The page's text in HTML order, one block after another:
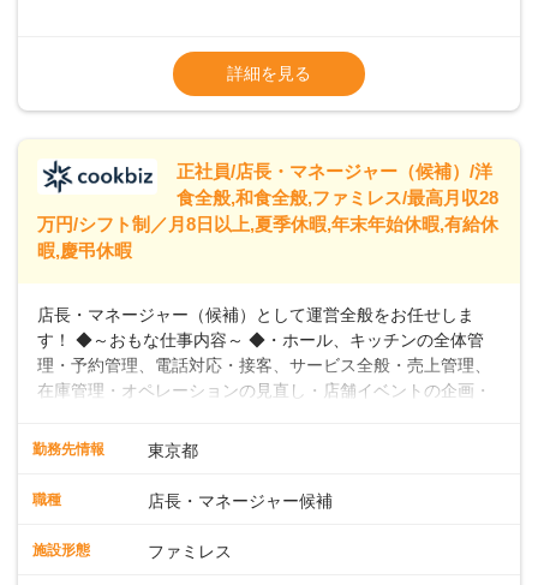
います。私たちは、多様な働き方を提供し、ライフステージ
に合わせた柔軟な勤務時間や働きやすい環境を整えていま
います。
※残業代全額支給
※経験に応じて応相談①ナショナル社員：月
給245,800円～②エリア社員 ：月給
詳細を見る
正社員/店長・マネージャー（候補）/洋
食全般,和食全般,ファミレス/最高月収28
万円/シフト制／月8日以上,夏季休暇,年末年始休暇,有給休
暇,慶弔休暇
店長・マネージャー（候補）として運営全般をお任せしま
す！ ◆～おもな仕事内容～ ◆・ホール、キッチンの全体管
理・予約管理、電話対応・接客、サービス全般・売上管理、
在庫管理・オペレーションの見直し・店舗イベントの企画・
入社後はスキルに合わせた業務からお任せしますので、徐々
向上を目指すDX推進～ ◆すかいらーくのレストランでは、
スタッフの働きやすさをサポートしています。配膳ロボット
勤務先情報 東京都
職種 店長・マネージャー候補
施設形態 ファミレス